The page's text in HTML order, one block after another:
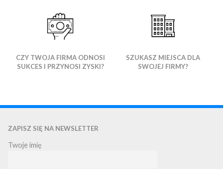
CZY TWOJA FIRMA ODNOSI
SUKCES I PRZYNOSI ZYSKI?
SZUKASZ MIEJSCA DLA
SWOJEJ FIRMY?
ZAPISZ SIĘ NA NEWSLETTER
Twoje imię